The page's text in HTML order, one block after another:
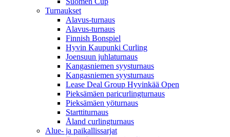
Turnaukset
Alavus-turnaus
Alavus-turnaus
Finnish Bonspiel
Hyvin Kaupunki Curling
Joensuun juhlaturnaus
Kangasniemen syysturnaus
Kangasniemen syysturnaus
Lease Deal Group Hyvinkää Open
Pieksämäen paricurlingturnaus
Pieksämäen yöturnaus
Starttiturnaus
Åland curlingturnaus
Alue- ja paikallissarjat